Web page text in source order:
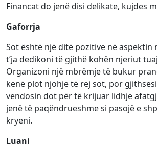
Financat do jenë disi delikate, kujdes
Gaforrja
Sot është një ditë pozitive në aspektin
t’ja dedikoni të gjithë kohën njeriut
Organizoni një mbrëmje të bukur
kenë plot njohje të rej sot, por
vendosin dot për të krijuar lidhje
jenë të paqëndrueshme si pasojë e
kryeni.
Luani